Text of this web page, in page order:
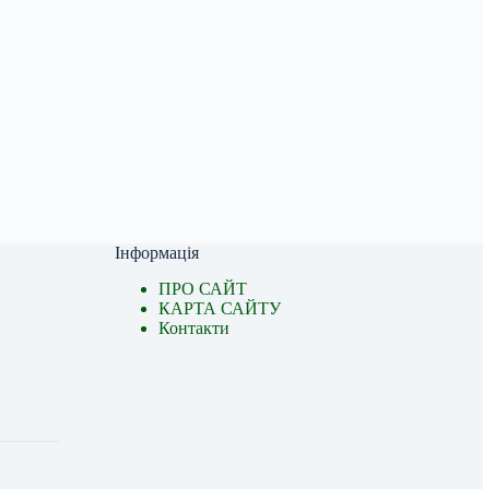
Інформація
ПРО САЙТ
КАРТА САЙТУ
Контакти